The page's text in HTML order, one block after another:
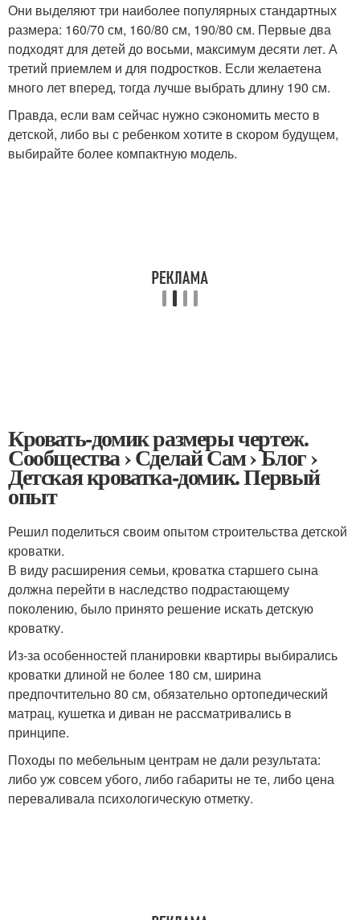
Они выделяют три наиболее популярных стандартных
размера: 160/70 см, 160/80 см, 190/80 см. Первые два
подходят для детей до восьми, максимум десяти лет. А
третий приемлем и для подростков. Если желаетена
много лет вперед, тогда лучше выбрать длину 190 см.
Правда, если вам сейчас нужно сэкономить место в
детской, либо вы с ребенком хотите в скором будущем,
выбирайте более компактную модель.
Кровать-домик размеры чертеж.
Сообщества › Сделай Сам › Блог ›
Детская кроватка-домик. Первый
опыт
Решил поделиться своим опытом строительства детской
кроватки.
В виду расширения семьи, кроватка старшего сына
должна перейти в наследство подрастающему
поколению, было принято решение искать детскую
кроватку.
Из-за особенностей планировки квартиры выбирались
кроватки длиной не более 180 см, ширина
предпочтительно 80 см, обязательно ортопедический
матрац, кушетка и диван не рассматривались в
принципе.
Походы по мебельным центрам не дали результата:
либо уж совсем убого, либо габариты не те, либо цена
переваливала психологическую отметку.